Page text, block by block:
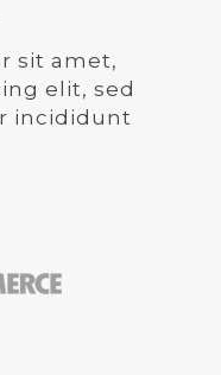
sit amet,
elit, sed
incididunt